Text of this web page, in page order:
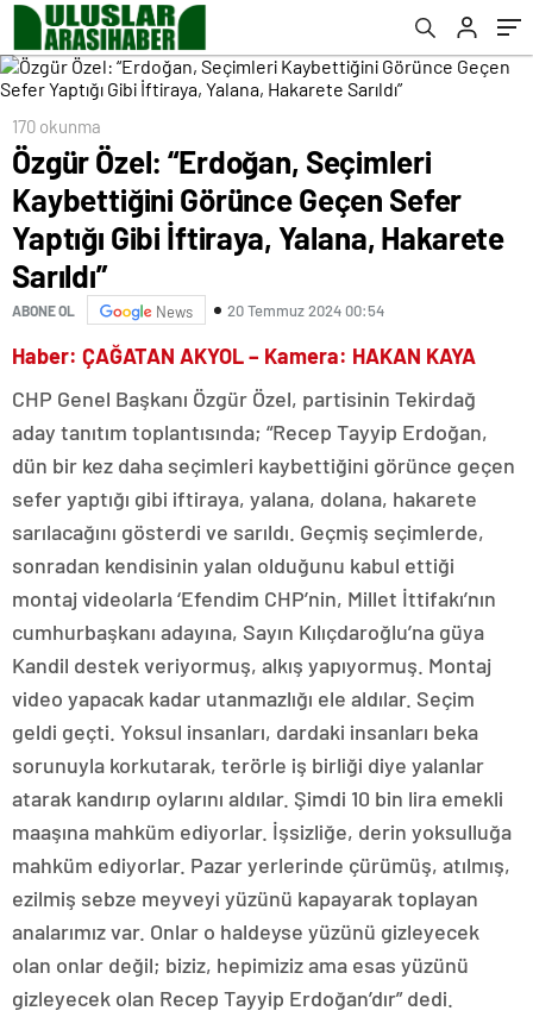
Yalana, Hakarete Sarıldı”
170 okunma
Özgür Özel: “Erdoğan, Seçimleri
Kaybettiğini Görünce Geçen Sefer
Yaptığı Gibi İftiraya, Yalana, Hakarete
Sarıldı”
ABONE OL News 20 Temmuz 2024 00:54
Haber: ÇAĞATAN AKYOL – Kamera: HAKAN KAYA
CHP Genel Başkanı Özgür Özel, partisinin Tekirdağ
aday tanıtım toplantısında; “Recep Tayyip Erdoğan,
dün bir kez daha seçimleri kaybettiğini görünce geçen
sefer yaptığı gibi iftiraya, yalana, dolana, hakarete
sarılacağını gösterdi ve sarıldı. Geçmiş seçimlerde,
sonradan kendisinin yalan olduğunu kabul ettiği
montaj videolarla ‘Efendim CHP’nin, Millet İttifakı’nın
cumhurbaşkanı adayına, Sayın Kılıçdaroğlu’na güya
Kandil destek veriyormuş, alkış yapıyormuş. Montaj
video yapacak kadar utanmazlığı ele aldılar. Seçim
geldi geçti. Yoksul insanları, dardaki insanları beka
sorunuyla korkutarak, terörle iş birliği diye yalanlar
atarak kandırıp oylarını aldılar. Şimdi 10 bin lira emekli
maaşına mahküm ediyorlar. İşsizliğe, derin yoksulluğa
mahküm ediyorlar. Pazar yerlerinde çürümüş, atılmış,
ezilmiş sebze meyveyi yüzünü kapayarak toplayan
analarımız var. Onlar o haldeyse yüzünü gizleyecek
olan onlar değil; biziz, hepimiziz ama esas yüzünü
gizleyecek olan Recep Tayyip Erdoğan’dır” dedi.